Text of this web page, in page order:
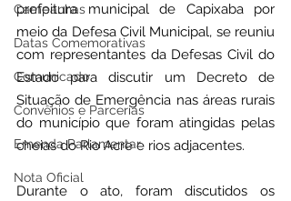
Campanhas
Datas Comemorativas
Comunicado
Convênios e Parcerias
Emenda Parlamentar
Nota Oficial
prefeitura municipal de Capixaba por
meio da Defesa Civil Municipal, se reuniu
com representantes da Defesas Civil do
Estado para discutir um Decreto de
Situação de Emergência nas áreas rurais
do município que foram atingidas pelas
cheias do Rio Acre e rios adjacentes.
Durante o ato, foram discutidos os